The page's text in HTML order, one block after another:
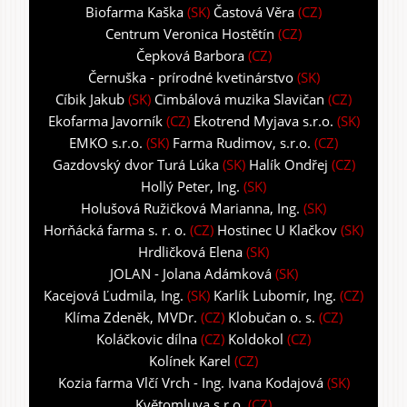
Biofarma Kaška (SK) Častová Věra (CZ)
Centrum Veronica Hostětín (CZ)
Čepková Barbora(CZ)
Černuška - prírodné kvetinárstvo(SK)
Cíbik Jakub (SK) Cimbálová muzika Slavičan (CZ)
Ekofarma Javorník(CZ) Ekotrend Myjava s.r.o. (SK)
EMKO s.r.o. (SK) Farma Rudimov, s.r.o. (CZ)
Gazdovský dvor Turá Lúka(SK) Halík Ondřej (CZ)
Hollý Peter, Ing. (SK)
Holušová Ružičková Marianna, Ing. (SK)
Horňácká farma s. r. o. (CZ) Hostinec U Klačkov (SK)
Hrdličková Elena (SK)
JOLAN - Jolana Adámková(SK)
Kacejová Ľudmila, Ing. (SK) Karlík Lubomír, Ing. (CZ)
Klíma Zdeněk, MVDr. (CZ) Klobučan o. s. (CZ)
Koláčkovic dílna (CZ) Koldokol (CZ)
Kolínek Karel (CZ)
Kozia farma Vlčí Vrch - Ing. Ivana Kodajová(SK)